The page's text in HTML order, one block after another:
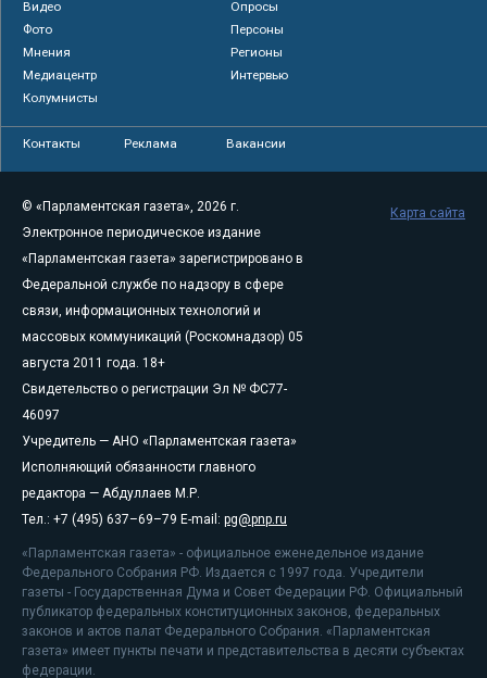
Видео
Опросы
Фото
Персоны
Мнения
Регионы
Медиацентр
Интервью
Колумнисты
Контакты Реклама Вакансии
© «Парламентская газета», 2026 г.
Электронное периодическое издание
«Парламентская газета» зарегистрировано в
Федеральной службе по надзору в сфере
связи, информационных технологий и
массовых коммуникаций (Роскомнадзор) 05
августа 2011 года. 18+
Свидетельство о регистрации Эл № ФС77-
46097
Учредитель — АНО «Парламентская газета»
Исполняющий обязанности главного
редактора — Абдуллаев М.Р.
Тел.: +7 (495) 637–69–79 E-mail: pg@pnp.ru
«Парламентская газета» - официальное еженедельное издание
Федерального Собрания РФ. Издается с 1997 года. Учредители
газеты - Государственная Дума и Совет Федерации РФ. Официальный
публикатор федеральных конституционных законов, федеральных
законов и актов палат Федерального Собрания. «Парламентская
газета» имеет пункты печати и представительства в десяти субъектах
федерации.
Карта сайта